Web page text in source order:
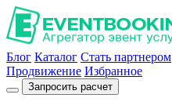
Блог Каталог Стать партнером
Продвижение Избранное
Запросить расчет